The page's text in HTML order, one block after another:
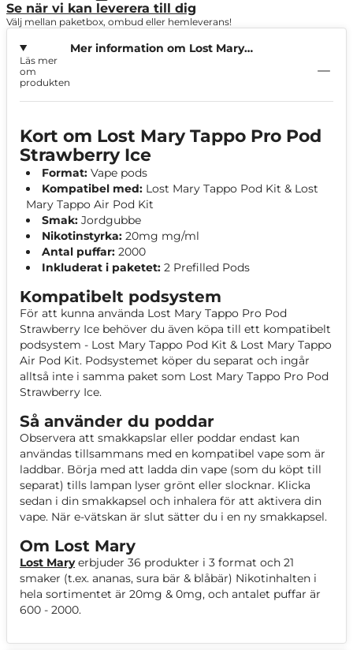
Se när vi kan leverera till dig
Välj mellan paketbox, ombud eller hemleverans!
Mer information om Lost Mary
Läs mer
om
produkten
Kort om Lost Mary Tappo Pro Pod
Strawberry Ice
Format: Vape pods
Kompatibel med: Lost Mary Tappo Pod Kit & Lost
Mary Tappo Air Pod Kit
Smak: Jordgubbe
Nikotinstyrka: 20mg mg/ml
Antal puffar: 2000
Inkluderat i paketet: 2 Prefilled Pods
Kompatibelt podsystem
För att kunna använda Lost Mary Tappo Pro Pod
Strawberry Ice behöver du även köpa till ett kompatibelt
podsystem - Lost Mary Tappo Pod Kit & Lost Mary Tappo
Air Pod Kit. Podsystemet köper du separat och ingår
alltså inte i samma paket som Lost Mary Tappo Pro Pod
Strawberry Ice.
Så använder du poddar
Observera att smakkapslar eller poddar endast kan
användas tillsammans med en kompatibel vape som är
laddbar. Börja med att ladda din vape (som du köpt till
separat) tills lampan lyser grönt eller slocknar. Klicka
sedan i din smakkapsel och inhalera för att aktivera din
vape. När e-vätskan är slut sätter du i en ny smakkapsel.
Om Lost Mary
Lost Maryerbjuder 36 produkter i 3 format och 21
smaker (t.ex. ananas, sura bär & blåbär) Nikotinhalten i
hela sortimentet är 20mg & 0mg, och antalet puffar är
600 - 2000.